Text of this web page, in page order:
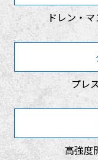
ドレン・
プレ
高強度